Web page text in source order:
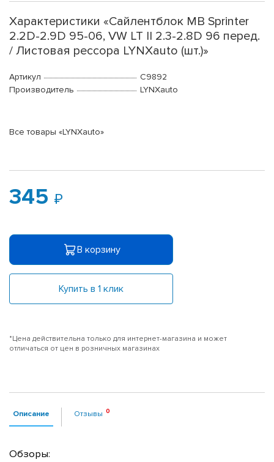
Характеристики «Сайлентблок MB Sprinter
2.2D-2.9D 95-06, VW LT II 2.3-2.8D 96 перед.
/ Листовая рессора LYNXauto (шт.)»
Артикул
C9892
Производитель
LYNXauto
Все товары «LYNXauto»
345
В корзину
Купить в 1 клик
*Цена действительна только для интернет-магазина и может
отличаться от цен в розничных магазинах
Описание Отзывы
Обзоры: